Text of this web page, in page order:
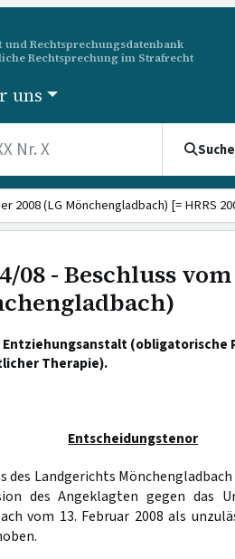
Rechtsprechungsdatenbank
Rechtsprechung im Strafrecht
uns
2008 (LG Mönchengladbach) [= HRRS
08 - Beschluss
Therapie).
Entscheidungstenor
des Landgerichts
des Angeklagten gegen das
vom 13. Februar 2008 als